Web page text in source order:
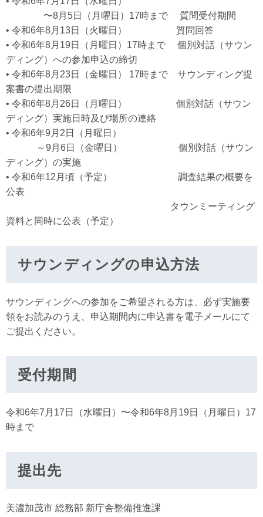
〜8月5日（月曜日）17時まで 質問受付期間
• 令和6年8月13日（火曜日） 質問回答
• 令和6年8月19日（月曜日）17時まで 個別対話（サウン
ディング）への参加申込の締切
• 令和6年8月23日（金曜日） 17時まで サウンディング提
案書の提出期限
• 令和6年8月26日（月曜日） 個別対話（サウン
ディング）実施日時及び場所の連絡
• 令和6年9月2日（月曜日）
～9月6日（金曜日） 個別対話（サウン
ディング）の実施
• 令和6年12月頃（予定） 調査結果の概要を
公表
タウンミーティング
資料と同時に公表（予定）
サウンディングの申込方法
サウンディングへの参加をご希望される方は、必ず実施要
領をお読みのうえ、申込期間内に申込書を電子メールにて
ご提出ください。
受付期間
令和6年7月17日（水曜日）〜令和6年8月19日（月曜日）17
時まで
提出先
美濃加茂市 総務部 新庁舎整備推進課